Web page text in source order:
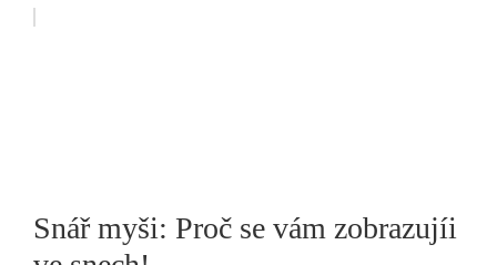
Snář myši: Proč se vám zobrazujíi